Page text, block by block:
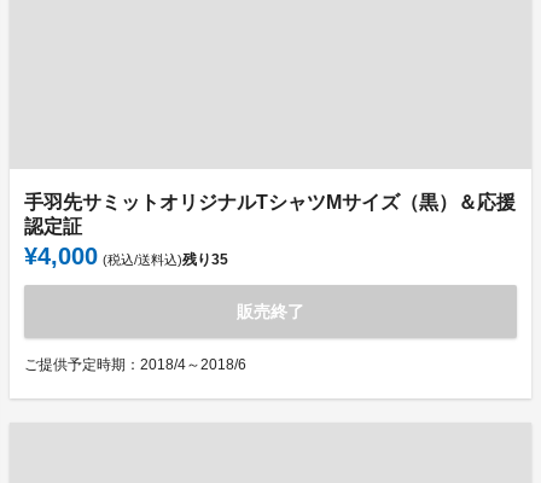
手羽先サミットオリジナルTシャツMサイズ（黒）＆応援
認定証
¥4,000 (税込/送料込)残り35
販売終了
ご提供予定時期：2018/4～2018/6